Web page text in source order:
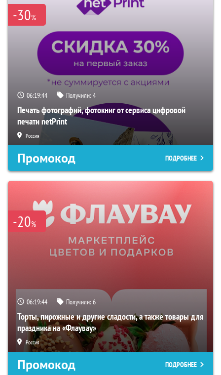
-30%
06:19:42 Получили:4
Печать фотографий, фотокниг от сервиса цифровой
печати netPrint
Россия
Промокод ПОДРОБНЕЕ
-20%
06:19:42 Получили:6
Торты, пирожные и другие сладости, а также товары для
праздника на «Флаувау»
Россия
Промокод ПОДРОБНЕЕ